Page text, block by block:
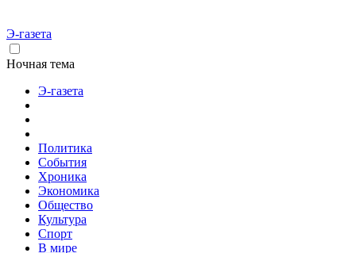
Э-газета
Ночная тема
Э-газета
Политика
События
Хроника
Экономика
Общество
Культура
Спорт
В мире